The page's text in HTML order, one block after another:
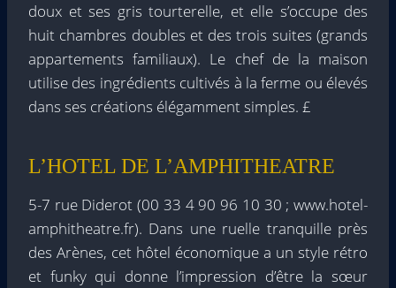
doux et ses gris tourterelle, et elle s’occupe des
huit chambres doubles et des trois suites (grands
appartements familiaux). Le chef de la maison
utilise des ingrédients cultivés à la ferme ou élevés
dans ses créations élégamment simples. £
L’HOTEL DE L’AMPHITHEATRE
5-7 rue Diderot (00 33 4 90 96 10 30 ; www.hotel-
amphitheatre.fr). Dans une ruelle tranquille près
des Arènes, cet hôtel économique a un style rétro
et funky qui donne l’impression d’être la sœur